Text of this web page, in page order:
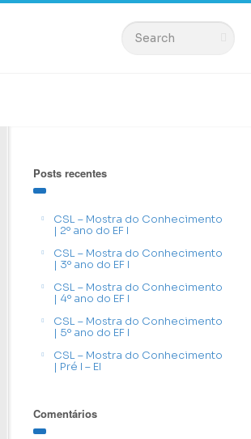
Posts recentes
CSL – Mostra do Conhecimento
| 2º ano do EF I
CSL – Mostra do Conhecimento
| 3º ano do EF I
CSL – Mostra do Conhecimento
| 4º ano do EF I
CSL – Mostra do Conhecimento
| 5º ano do EF I
CSL – Mostra do Conhecimento
| Pré I – EI
Comentários